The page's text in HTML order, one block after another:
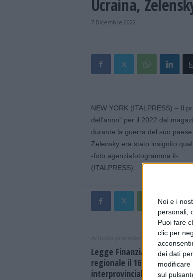
Noi e i
personali,
Puoi fare
clic per
dei dati
modificare
sul
Ucraina,
7 Dicembre 2022
NEW YORK (ITALPRESS) – Il
dell’anno” per il 2022 dal
durante la guerra del suo paese
Zelensky era stato insignito
-foto agenziafotogramma.it-
(ITALPRESS).
Legge Finanziaria: sciopero
regionale il 16 dicembre.
interprovinciale a Reggio